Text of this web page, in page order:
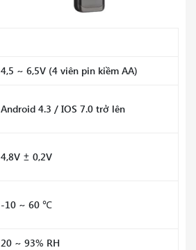
4,5 ~ 6,5V (4 viên pin kiềm AA)
Android 4.3 / IOS 7.0 trở lên
4,8V ± 0,2V
-10 ~ 60 ℃
20 ~ 93% RH